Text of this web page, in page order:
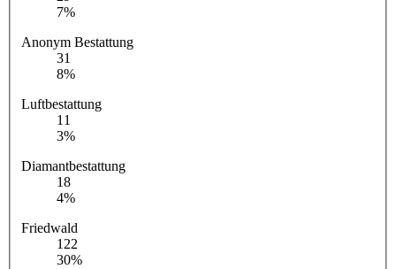
7%
Anonym Bestattung
31
8%
Luftbestattung
11
3%
Diamantbestattung
18
4%
Friedwald
122
30%